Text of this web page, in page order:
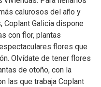
calurosos del año y
Galicia dispone
con flor, plantas
flores que
Olvídate de tener flores
de otoño, con la
las que trabaja Coplant